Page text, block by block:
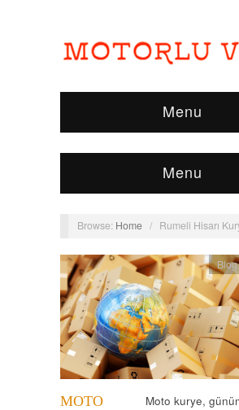
Menu
Menu
Browse: Home / Rumeli Hisarı
MOTO
Blog
Moto kurye,